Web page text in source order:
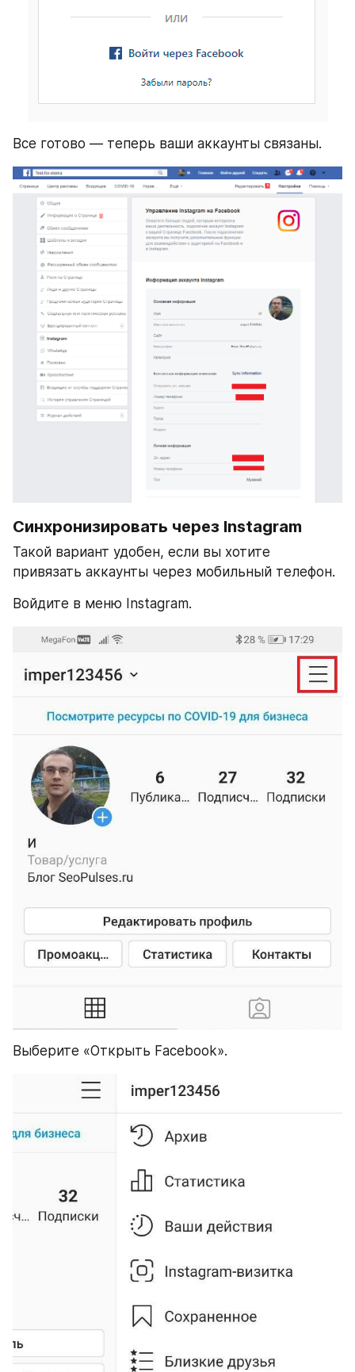
Все готово — теперь ваши аккаунты связаны.
Синхронизировать через Instagram
Такой вариант удобен, если вы хотите
привязать аккаунты через мобильный телефон.
Войдите в меню Instagram.
Выберите «Открыть Facebook».